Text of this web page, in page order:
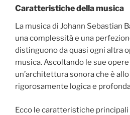
Caratteristiche della musica
La musica di Johann Sebastian
una complessità e una
distinguono da quasi ogni altra
musica. Ascoltando le sue
un’architettura sonora che è
rigorosamente logica e
Ecco le caratteristiche